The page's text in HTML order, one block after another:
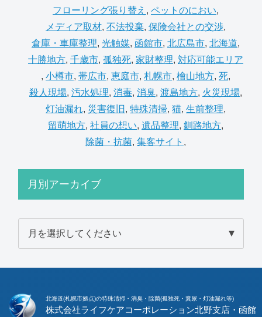
フローリング張り替え , ペットのにおい,
メディア取材, 不法投棄, 保険会社との交渉,
倉庫・車庫整理, 光触媒, 函館市, 北広島市, 北海道,
十勝地方, 千歳市, 孤独死, 家財整理, 対応可能エリア
, 小樽市, 帯広市, 恵庭市, 札幌市, 檜山地方, 死,
殺人現場, 汚水処理, 消毒, 消臭, 渡島地方, 火災現場,
灯油漏れ, 災害復旧 , 特殊清掃, 猫, 生前整理,
留萌地方, 社員の想い, 遺品整理, 釧路地方,
除菌・抗菌, 集客サイト ,
月別アーカイブ
北海道(札幌市拠点)の特殊清掃・消臭・除菌(孤独死・糞尿・灯油漏れ等)
株式会社ライフケアコーポレーション